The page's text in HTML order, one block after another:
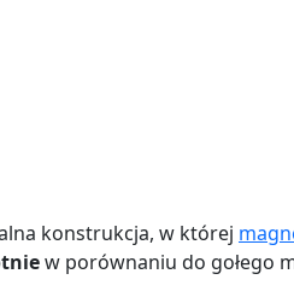
konstrukcja, w której
w porównaniu do gołego